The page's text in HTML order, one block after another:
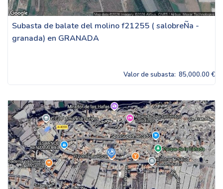
Subasta de balate del molino f21255 ( salobreÑa -
granada) en GRANADA
Valor de subasta: 85,000.00 €